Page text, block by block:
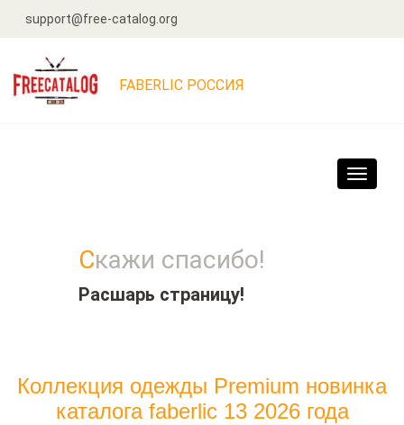
support@free-catalog.org
FABERLIC РОССИЯ
Скажи спасибо!
Расшарь страницу!
Коллекция одежды Premium новинка
каталога faberlic 13 2026 года